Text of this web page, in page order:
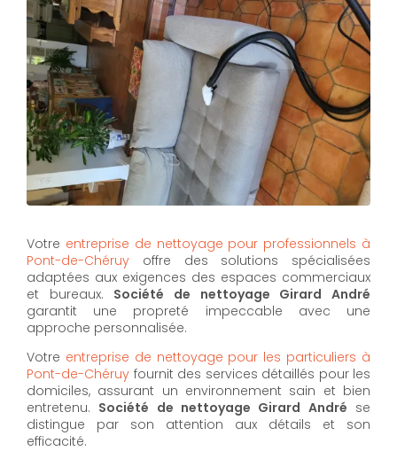
Votre entreprise de nettoyage pour professionnels à
Pont-de-Chéruy offre des solutions spécialisées
adaptées aux exigences des espaces commerciaux
et bureaux. Société de nettoyage Girard André
garantit une propreté impeccable avec une
approche personnalisée.
Votre entreprise de nettoyage pour les particuliers à
Pont-de-Chéruy fournit des services détaillés pour les
domiciles, assurant un environnement sain et bien
entretenu. Société de nettoyage Girard André se
distingue par son attention aux détails et son
efficacité.